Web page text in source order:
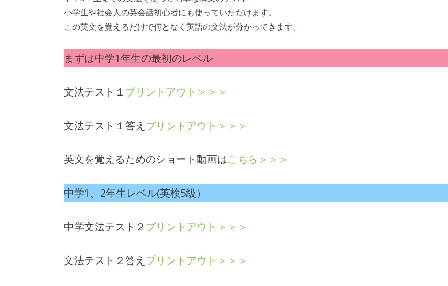
小学生や社会人の英会話初心者にも使っていただけます。
この英文を覚えるだけで何となく英語の文法が分かってきます。
まずは中学1年生の最初のレベル
文法テスト１ プリントアウト＞＞＞
文法テスト１答え プリントアウト＞＞＞
英文を覚えるためのショート動画はこちら＞＞＞
中学1、2年生レベル(英検5級）
中学文法テスト２ プリントアウト＞＞＞
文法テスト２答え プリントアウト＞＞＞